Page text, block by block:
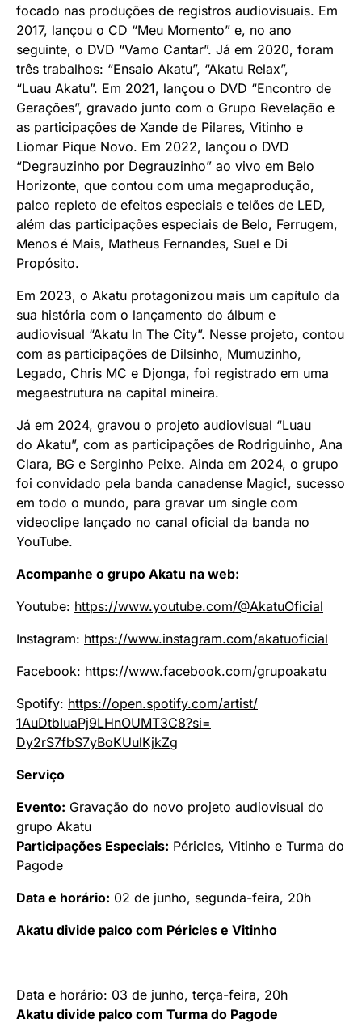
focado nas produções de registros audiovisuais. Em
2017, lançou o CD “Meu Momento” e, no ano
seguinte, o DVD “Vamo Cantar”. Já em 2020, foram
três trabalhos: “Ensaio Akatu”, “Akatu Relax”,
“Luau Akatu”. Em 2021, lançou o DVD “Encontro de
Gerações”, gravado junto com o Grupo Revelação e
as participações de Xande de Pilares, Vitinho e
Liomar Pique Novo. Em 2022, lançou o DVD
“Degrauzinho por Degrauzinho” ao vivo em Belo
Horizonte, que contou com uma megaprodução,
palco repleto de efeitos especiais e telões de LED,
além das participações especiais de Belo, Ferrugem,
Menos é Mais, Matheus Fernandes, Suel e Di
Propósito.
Em 2023, o Akatu protagonizou mais um capítulo da
sua história com o lançamento do álbum e
audiovisual “Akatu In The City”. Nesse projeto, contou
com as participações de Dilsinho, Mumuzinho,
Legado, Chris MC e Djonga, foi registrado em uma
megaestrutura na capital mineira.
Já em 2024, gravou o projeto audiovisual “Luau
do Akatu”, com as participações de Rodriguinho, Ana
Clara, BG e Serginho Peixe. Ainda em 2024, o grupo
foi convidado pela banda canadense Magic!, sucesso
em todo o mundo, para gravar um single com
videoclipe lançado no canal oficial da banda no
YouTube.
Acompanhe o grupo Akatu na web:
Youtube: https://www.youtube.com/@AkatuOficial
Instagram: https://www.instagram.com/akatuoficial
Facebook: https://www.facebook.com/grupoakatu
Spotify: https://open.spotify.com/artist/
1AuDtbIuaPj9LHnOUMT3C8?si=
Dy2rS7fbS7yBoKUulKjkZg
Serviço
Evento: Gravação do novo projeto audiovisual do
grupo Akatu
Participações Especiais: Péricles, Vitinho e Turma do
Pagode
Data e horário: 02 de junho, segunda-feira, 20h
Akatu divide palco com Péricles e Vitinho
Data e horário: 03 de junho, terça-feira, 20h
Akatu divide palco com Turma do Pagode